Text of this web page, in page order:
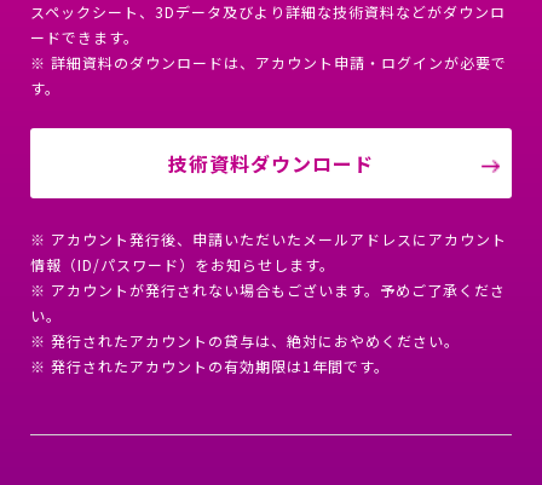
スペックシート、3Dデータ及びより詳細な技術資料などがダウンロ
ードできます。
※ 詳細資料のダウンロードは、アカウント申請・ログインが必要で
す。
技術資料ダウンロード
※ アカウント発行後、申請いただいたメールアドレスにアカウント
情報（ID/パスワード）をお知らせします。
※ アカウントが発行されない場合もございます。予めご了承くださ
い。
※ 発行されたアカウントの貸与は、絶対におやめください。
※ 発行されたアカウントの有効期限は1年間です。